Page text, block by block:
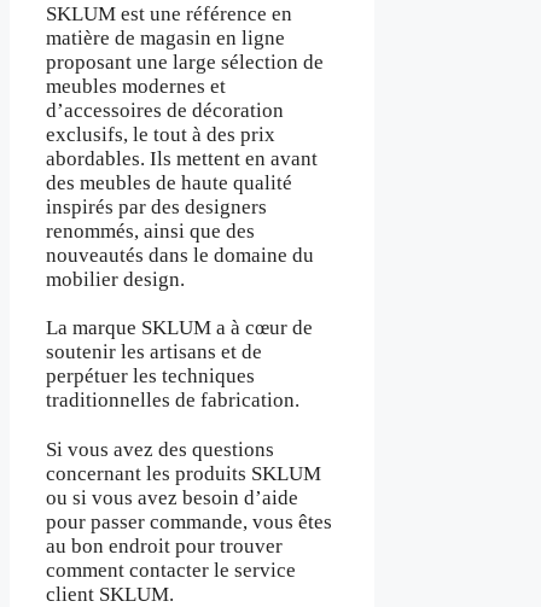
SKLUM est une référence en
matière de magasin en ligne
proposant une large sélection de
meubles modernes et
d’accessoires de décoration
exclusifs, le tout à des prix
abordables. Ils mettent en avant
des meubles de haute qualité
inspirés par des designers
renommés, ainsi que des
nouveautés dans le domaine du
mobilier design.
La marque SKLUM a à cœur de
soutenir les artisans et de
perpétuer les techniques
traditionnelles de fabrication.
Si vous avez des questions
concernant les produits SKLUM
ou si vous avez besoin d’aide
pour passer commande, vous êtes
au bon endroit pour trouver
comment contacter le service
client SKLUM.